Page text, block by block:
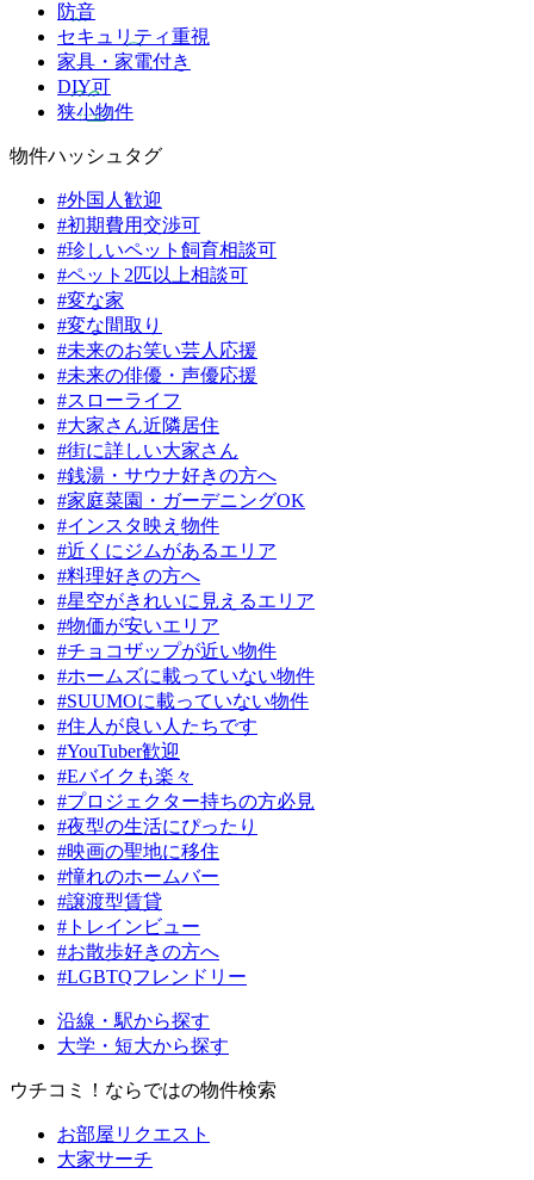
防音
セキュリティ重視
家具・家電付き
DIY可
狭小物件
物件ハッシュタグ
#外国人歓迎
#初期費用交渉可
#珍しいペット飼育相談可
#ペット2匹以上相談可
#変な家
#変な間取り
#未来のお笑い芸人応援
#未来の俳優・声優応援
#スローライフ
#大家さん近隣居住
#街に詳しい大家さん
#銭湯・サウナ好きの方へ
#家庭菜園・ガーデニングOK
#インスタ映え物件
#近くにジムがあるエリア
#料理好きの方へ
#星空がきれいに見えるエリア
#物価が安いエリア
#チョコザップが近い物件
#ホームズに載っていない物件
#SUUMOに載っていない物件
#住人が良い人たちです
#YouTuber歓迎
#Eバイクも楽々
#プロジェクター持ちの方必見
#夜型の生活にぴったり
#映画の聖地に移住
#憧れのホームバー
#譲渡型賃貸
#トレインビュー
#お散歩好きの方へ
#LGBTQフレンドリー
沿線・駅から探す
大学・短大から探す
ウチコミ！ならではの物件検索
お部屋リクエスト
大家サーチ